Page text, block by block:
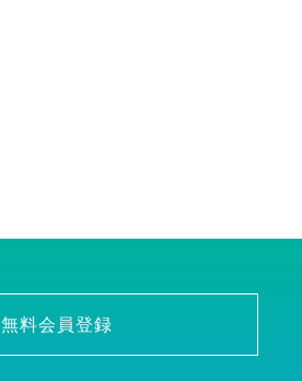
無料会員登録